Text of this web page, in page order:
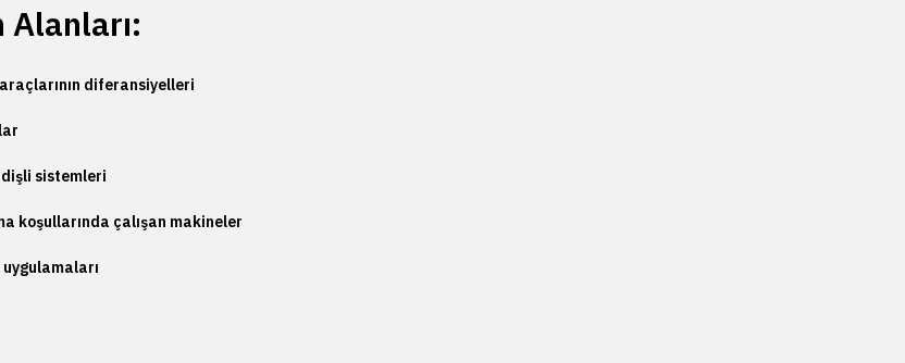
Alanları:
diferansiyelleri
sistemleri
koşullarında çalışan makineler